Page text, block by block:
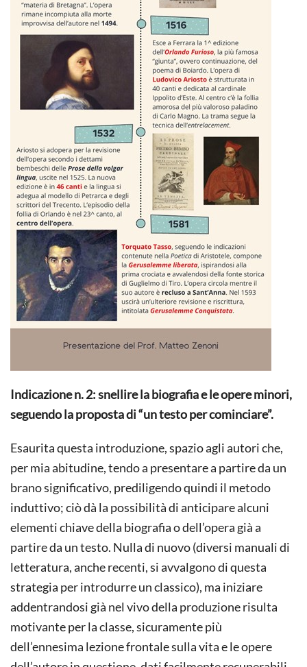
Indicazione n. 2: snellire la biografia e le opere minori,
seguendo la proposta di “un testo per cominciare”.
Esaurita questa introduzione, spazio agli autori che,
per mia abitudine, tendo a presentare a partire da un
brano significativo, prediligendo quindi il metodo
induttivo; ciò dà la possibilità di anticipare alcuni
elementi chiave della biografia o dell’opera già a
partire da un testo. Nulla di nuovo (diversi manuali di
letteratura, anche recenti, si avvalgono di questa
strategia per introdurre un classico), ma iniziare
addentrandosi già nel vivo della produzione risulta
motivante per la classe, sicuramente più
dell’ennesima lezione frontale sulla vita e le opere